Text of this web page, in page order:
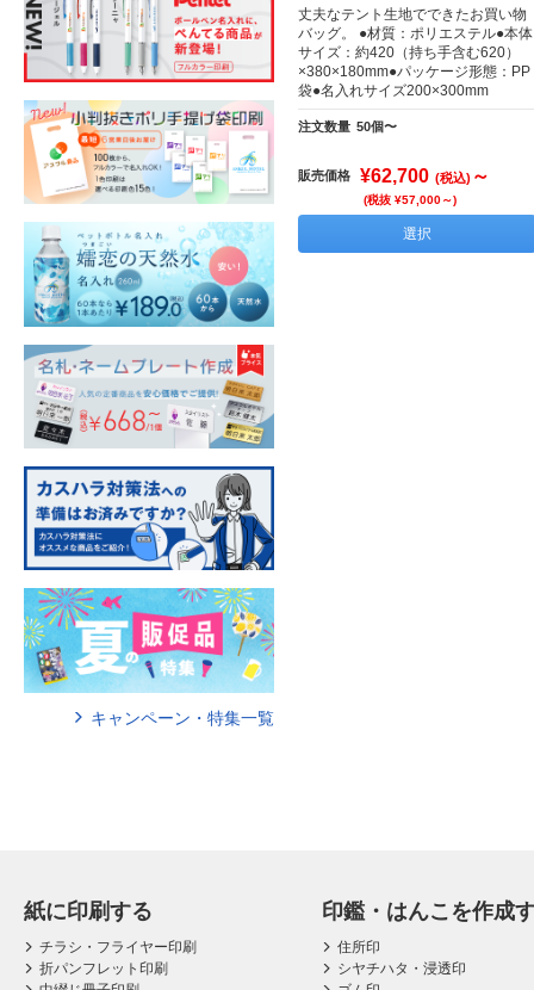
丈夫なテント生地でできたお買い物
バッグ。 ●材質：ポリエステル●本体
サイズ：約420（持ち手含む620）
×380×180mm●パッケージ形態：PP
袋●名入れサイズ200×300mm
注文数量 50個〜
販売価格 ¥62,700 (税込) ～
(税抜 ¥57,000～)
選択
キャンペーン・特集一覧
紙に印刷する
チラシ・フライヤー印刷
折パンフレット印刷
印鑑・はんこを作成
住所印
シヤチハタ・浸透印